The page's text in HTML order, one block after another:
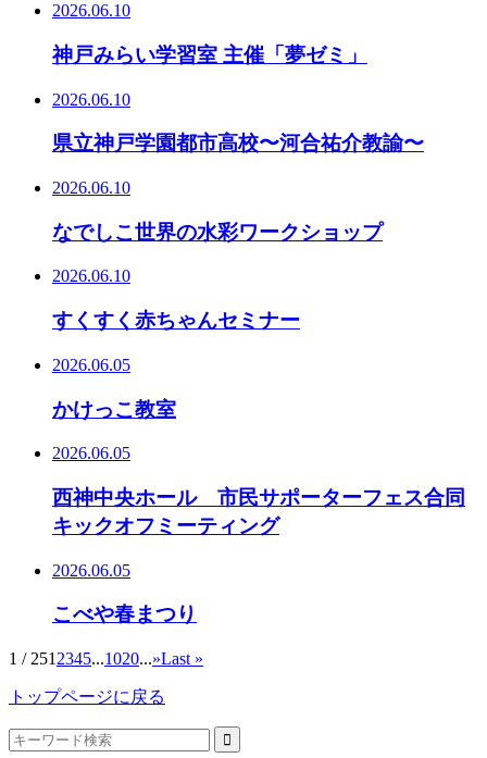
2026.06.10
神戸みらい学習室 主催「夢ゼミ」
2026.06.10
県立神戸学園都市高校〜河合祐介教諭〜
2026.06.10
なでしこ世界の水彩ワークショップ
2026.06.10
すくすく赤ちゃんセミナー
2026.06.05
かけっこ教室
2026.06.05
西神中央ホール 市民サポーターフェス合同
キックオフミーティング
2026.06.05
こべや春まつり
1 / 251 2345...1020...»Last »
トップページに戻る